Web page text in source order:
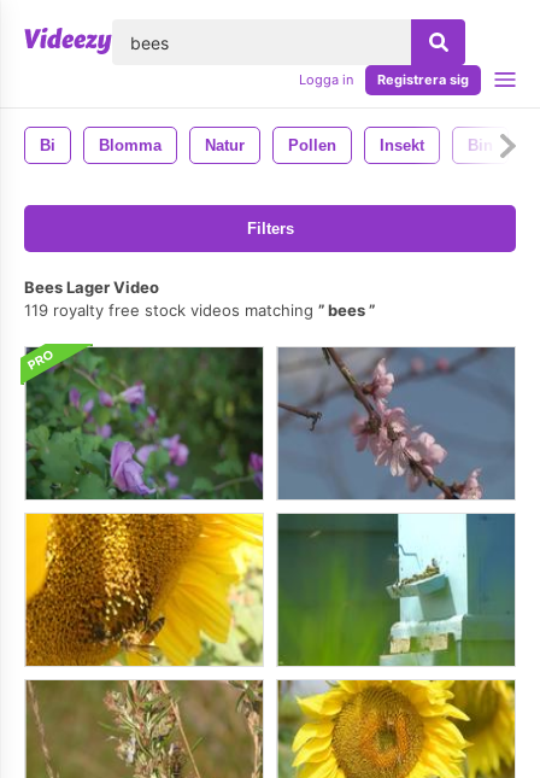
Logga in Registrera sig
Bi Blomma Natur Pollen Insekt Bin
Filters
Bees Lager Video
119 royalty free stock videos matching
bees